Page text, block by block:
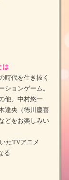
は
時代を生き抜く
ションゲーム。
他、中村悠一
達央（徳川慶喜
どをお楽しみい
たTVアニメ
る